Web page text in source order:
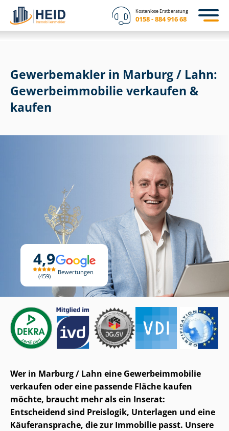
Kostenlose Erstberatung
0158 - 884 916 68
4,9
459
Bewertungen
Gewerbemakler in Marburg / Lahn:
Ge­wer­be­im­mo­bi­lie verkaufen &
kaufen
Wer in Marburg / Lahn eine Ge­wer­be­im­mo­bi­lie
verkaufen oder eine passende Fläche kaufen
möchte, braucht mehr als ein Inserat:
Entscheidend sind Preislogik, Unterlagen und eine
Käuferansprache, die zur Immobilie passt. Unsere